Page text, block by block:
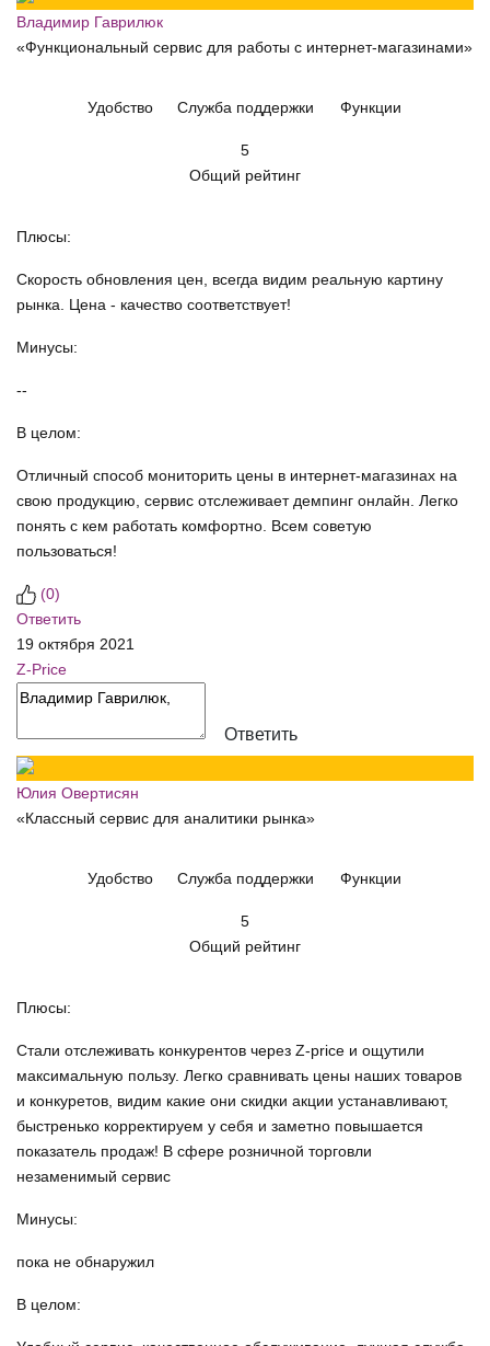
Владимир Гаврилюк
«Функциональный сервис для работы с интернет-магазинами»
Удобство Служба поддержки Функции
5
Общий рейтинг
Плюсы:
Скорость обновления цен, всегда видим реальную картину
рынка. Цена - качество соответствует!
Минусы:
--
В целом:
Отличный способ мониторить цены в интернет-магазинах на
свою продукцию, сервис отслеживает демпинг онлайн. Легко
понять с кем работать комфортно. Всем советую
пользоваться!
(0)
Ответить
19 октября 2021
Z-Price
Ответить
Юлия Овертисян
«Классный сервис для аналитики рынка»
Удобство Служба поддержки Функции
5
Общий рейтинг
Плюсы:
Стали отслеживать конкурентов через Z-price и ощутили
максимальную пользу. Легко сравнивать цены наших товаров
и конкуретов, видим какие они скидки акции устанавливают,
быстренько корректируем у себя и заметно повышается
показатель продаж! В сфере розничной торговли
незаменимый сервис
Минусы:
пока не обнаружил
В целом: